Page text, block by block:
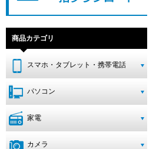
商品カテゴリ
スマホ・タブレット・携帯電話
パソコン
家電
カメラ